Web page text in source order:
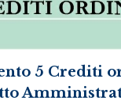
5 Crediti